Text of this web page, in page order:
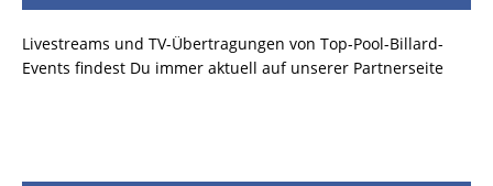
Livestreams und TV-Übertragungen von Top-Pool-Billard-
Events findest Du immer aktuell auf unserer Partnerseite